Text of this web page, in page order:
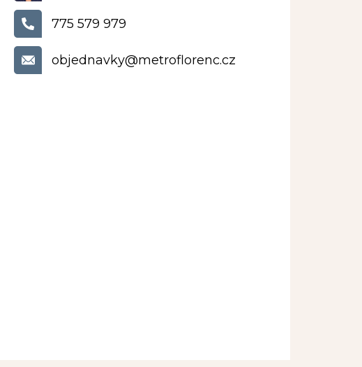
objednavky@metroflorenc.cz
775 579 979